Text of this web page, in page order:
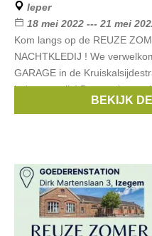
Ieper
18 mei 2022 --- 21 mei
Kom langs op de REUZE
NACHTKLEDIJ ! We
GARAGE in de
ieder wat wils! Dames, heren
Esprit,Noppies,
BEKIJK